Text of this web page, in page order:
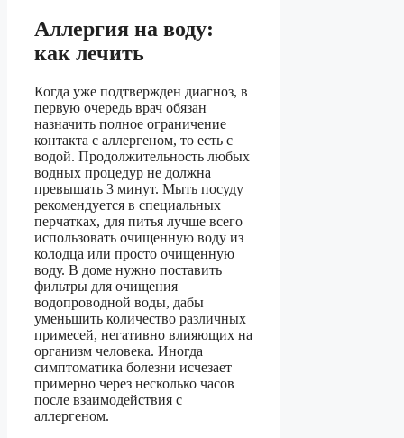
Аллергия на воду:
как лечить
Когда уже подтвержден диагноз, в
первую очередь врач обязан
назначить полное ограничение
контакта с аллергеном, то есть с
водой. Продолжительность любых
водных процедур не должна
превышать 3 минут. Мыть посуду
рекомендуется в специальных
перчатках, для питья лучше всего
использовать очищенную воду из
колодца или просто очищенную
воду. В доме нужно поставить
фильтры для очищения
водопроводной воды, дабы
уменьшить количество различных
примесей, негативно влияющих на
организм человека. Иногда
симптоматика болезни исчезает
примерно через несколько часов
после взаимодействия с
аллергеном.